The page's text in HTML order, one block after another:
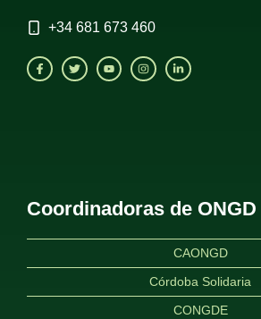
+34 681 673 460
Coordinadoras de ONGD
CAONGD
Córdoba Solidaria
CONGDE